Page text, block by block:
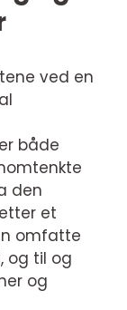
ved en
både
den
et
omfatte
og til og
og